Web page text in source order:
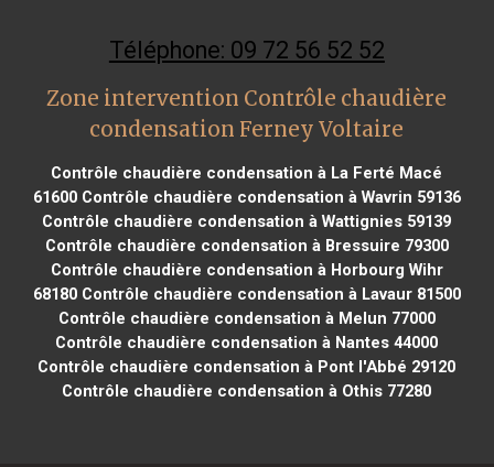
Téléphone: 09 72 56 52 52
Zone intervention Contrôle chaudière
condensation Ferney Voltaire
Contrôle chaudière condensation à La Ferté Macé
61600Contrôle chaudière condensation à Wavrin 59136
Contrôle chaudière condensation à Wattignies 59139
Contrôle chaudière condensation à Bressuire 79300
Contrôle chaudière condensation à Horbourg Wihr
68180Contrôle chaudière condensation à Lavaur 81500
Contrôle chaudière condensation à Melun 77000
Contrôle chaudière condensation à Nantes 44000
Contrôle chaudière condensation à Pont l'Abbé 29120
Contrôle chaudière condensation à Othis 77280